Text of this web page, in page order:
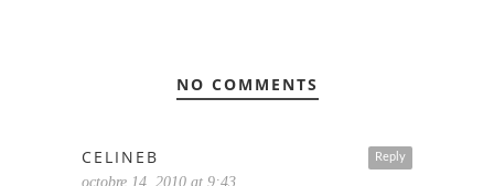
NO COMMENTS
Reply
CELINEB
octobre 14, 2010 at 9:43